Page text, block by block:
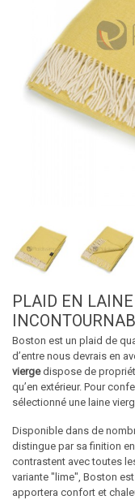
PLAID EN LAINE
Boston est un plaid de
d’entre nous devrais en
viergedispose de
qu’en extérieur. Pour
sélectionné une laine
Disponible dans de
distingue par sa finition
contrastent avec toutes
variante "lime", Boston
apportera confort et